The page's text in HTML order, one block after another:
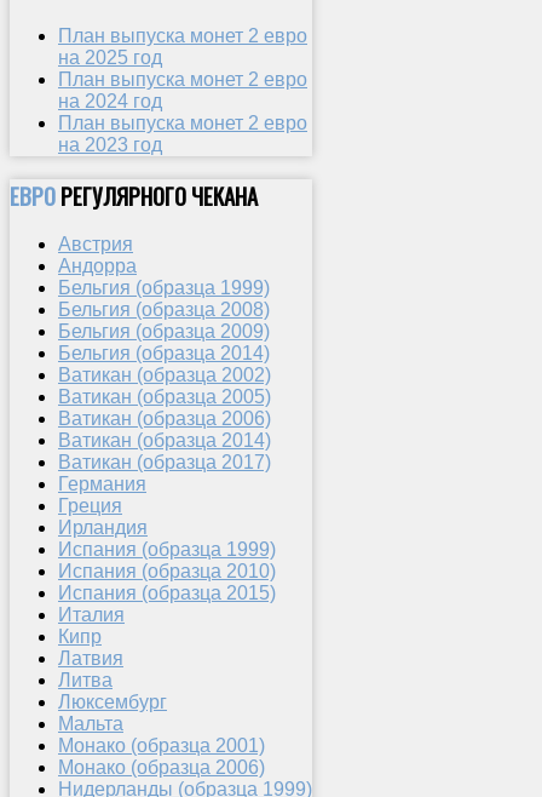
План выпуска монет 2 евро
на 2025 год
План выпуска монет 2 евро
на 2024 год
План выпуска монет 2 евро
на 2023 год
ЕВРОРЕГУЛЯРНОГО ЧЕКАНА
Австрия
Андорра
Бельгия (образца 1999)
Бельгия (образца 2008)
Бельгия (образца 2009)
Бельгия (образца 2014)
Ватикан (образца 2002)
Ватикан (образца 2005)
Ватикан (образца 2006)
Ватикан (образца 2014)
Ватикан (образца 2017)
Германия
Греция
Ирландия
Испания (образца 1999)
Испания (образца 2010)
Испания (образца 2015)
Италия
Кипр
Латвия
Литва
Люксембург
Мальта
Монако (образца 2001)
Монако (образца 2006)
Нидерланды (образца 1999)